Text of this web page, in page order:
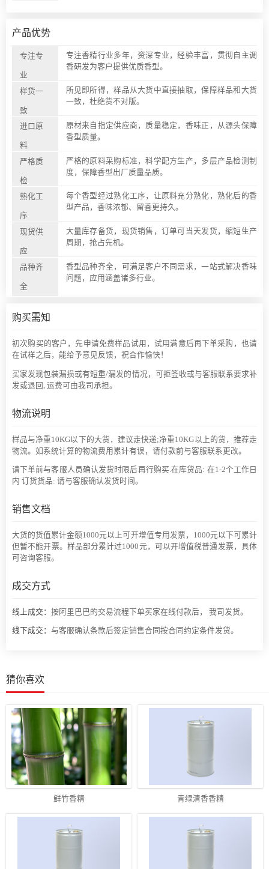
产品优势
专注专
业
专注香精行业多年，资深专业，经验丰富，贯彻自主调
香研发为客户提供优质香型。
样货一
致
所见即所得，样品从大货中直接抽取，保障样品和大货
一致，杜绝货不对版。
进口原
料
原材来自指定供应商，质量稳定，香味正，从源头保障
香型质量。
严格质
检
严格的原料采购标准，科学配方生产，多层产品检测制
度，保障香型出厂质量品质。
熟化工
序
每个香型经过熟化工序，让原料充分熟化，熟化后的香
型产品，香味浓郁、留香更持久。
现货供
应
大量库存备货，现货销售，订单可当天发货，缩短生产
周期，抢占先机。
品种齐
全
香型品种齐全，可满足客户不同需求，一站式解决香味
问题，应用涵盖诸多行业。
购买需知
初次购买的客户，先申请免费样品试用，试用满意后再下单采购，也请
在试样之后，能给予意见反馈，祝合作愉快！
买家发现包装漏损或有短重/漏发的情况，可拒签收或与客服联系要求补
发或退回, 运费可由我司承担。
物流说明
样品与净重10KG以下的大货，建议走快递;净重10KG以上的货，推荐走
物流。如系统计算的物流费用累计有误，请付款前与客服联系更改。
请下单前与客服人员确认发货时限后再行购买.在库货品: 在1-2个工作日
内 订货货品: 请与客服确认发货时间。
销售文档
大货的货值累计金额1000元以上可开增值专用发票，1000元以下可累计
但暂不能开票。样品部分累计过1000元，可以开增值税普通发票，具体
可咨询客服。
成交方式
线上成交： 按阿里巴巴的交易流程下单买家在线付款后， 我司发货。
线下成交： 与客服确认条款后签定销售合同按合同约定条件发货。
猜你喜欢
鲜竹香精 青绿清香香精